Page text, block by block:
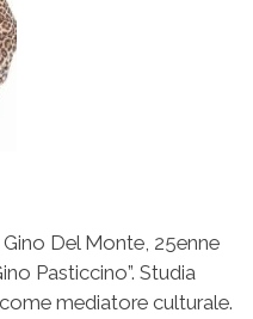
Del Monte, 25enne
Pasticcino”. Studia
mediatore culturale.